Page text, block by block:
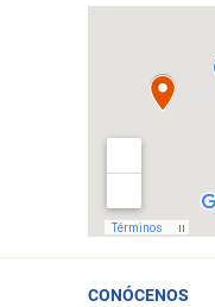
CONÓCENOS